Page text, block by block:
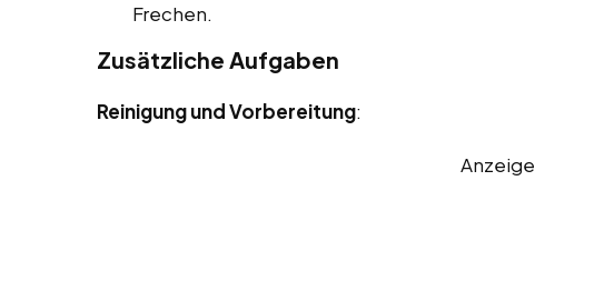
Frechen.
Zusätzliche Aufgaben
Reinigung und Vorbereitung:
Anzeige